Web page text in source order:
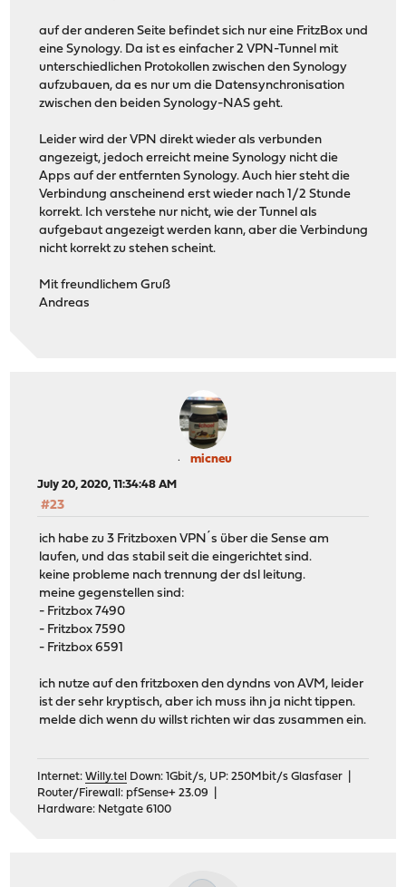
auf der anderen Seite befindet sich nur eine FritzBox und
eine Synology. Da ist es einfacher 2 VPN-Tunnel mit
unterschiedlichen Protokollen zwischen den Synology
aufzubauen, da es nur um die Datensynchronisation
zwischen den beiden Synology-NAS geht.
Leider wird der VPN direkt wieder als verbunden
angezeigt, jedoch erreicht meine Synology nicht die
Apps auf der entfernten Synology. Auch hier steht die
Verbindung anscheinend erst wieder nach 1/2 Stunde
korrekt. Ich verstehe nur nicht, wie der Tunnel als
aufgebaut angezeigt werden kann, aber die Verbindung
nicht korrekt zu stehen scheint.
Mit freundlichem Gruß
Andreas
micneu
July 20, 2020, 11:34:48 AM
#23
ich habe zu 3 Fritzboxen VPN´s über die Sense am
laufen, und das stabil seit die eingerichtet sind.
keine probleme nach trennung der dsl leitung.
meine gegenstellen sind:
- Fritzbox 7490
- Fritzbox 7590
- Fritzbox 6591
ich nutze auf den fritzboxen den dyndns von AVM, leider
ist der sehr kryptisch, aber ich muss ihn ja nicht tippen.
melde dich wenn du willst richten wir das zusammen ein.
Internet:Willy.tel
Down: 1Gbit/s, UP: 250Mbit/s Glasfaser |
Router/Firewall: pfSense+ 23.09 |
Hardware: Netgate 6100